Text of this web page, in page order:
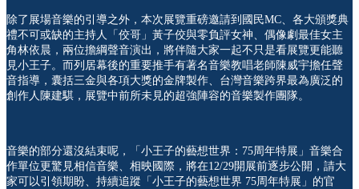
除了展場音樂的引導之外，本次展覽重磅邀請到國民MC、各大頒獎典
禮不可或缺的主持人「佼哥」黃子佼與零負評女神、偶像劇最佳女主
角林依晨，兩位擔綱聲音演出，將伴隨大家一起不只是看展覽更能聽
見小王子。而列居幕後的重要推手有著名音樂教唱老師陳威宇擔任聲
音指導，囊括三金與各項大獎的金牌製作、台灣音樂跨界最為廣泛的
創作人陳建騏，展覽中前所未見的超強陣容的音樂製作團隊。
音樂的部分還沒結束呢，「小王子的藝想世界：75周年特展」音樂合
作單位更驚見相信音樂、相映國際，將在12/29開展前逐步公開，請大
家可以引領期盼、持續追蹤「小王子的藝想世界 75周年特展」的官